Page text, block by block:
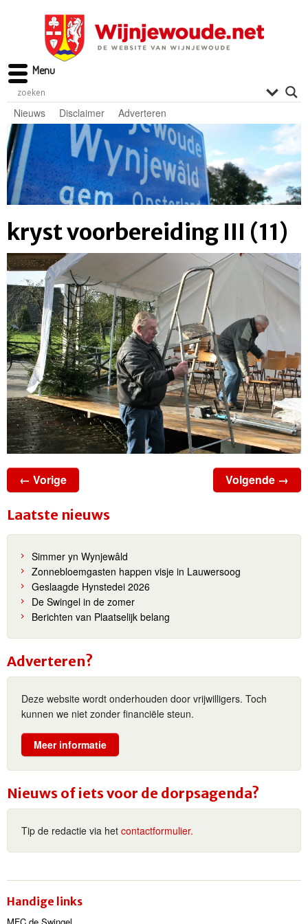
Nieuws Disclaimer Adverteren
kryst voorbereiding III (11)
← Vorige Volgende →
Laatste nieuws
Simmer yn Wynjewâld
Zonnebloemgasten happen visje in Lauwersoog
Geslaagde Hynstedei 2026
De Swingel in de zomer
Berichten van Plaatselijk belang
Adverteren?
Deze website wordt onderhouden door vrijwilligers. Toch
kunnen we niet zonder financiële steun.
Meer informatie
Nieuws of iets voor de dorpsagenda?
Tip de redactie via het contactformulier.
Handige links
Menu